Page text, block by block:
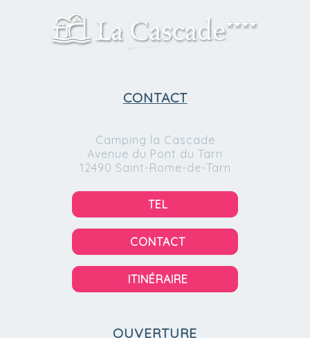
CONTACT
Camping la Cascade
Avenue du Pont du Tarn
12490 Saint-Rome-de-Tarn
TEL
CONTACT
ITINÉRAIRE
OUVERTURE